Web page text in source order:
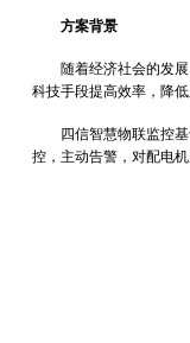
方案背景
随着经济社会的发展
科技手段提高效率，降
四信智慧物联监控基
控，主动告警，对配电